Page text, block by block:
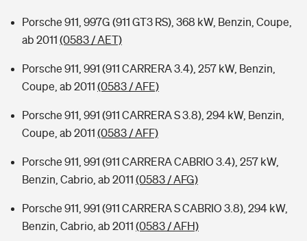
Porsche 911, 997G (911 GT3 RS), 368 kW, Benzin, Coupe,
ab 2011 (0583 / AET)
Porsche 911, 991 (911 CARRERA 3.4), 257 kW, Benzin,
Coupe, ab 2011 (0583 / AFE)
Porsche 911, 991 (911 CARRERA S 3.8), 294 kW, Benzin,
Coupe, ab 2011 (0583 / AFF)
Porsche 911, 991 (911 CARRERA CABRIO 3.4), 257 kW,
Benzin, Cabrio, ab 2011 (0583 / AFG)
Porsche 911, 991 (911 CARRERA S CABRIO 3.8), 294 kW,
Benzin, Cabrio, ab 2011 (0583 / AFH)